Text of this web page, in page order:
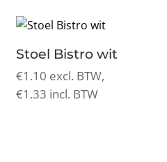
Stoel Bistro wit
€1.10 excl. BTW,
€1.33 incl. BTW